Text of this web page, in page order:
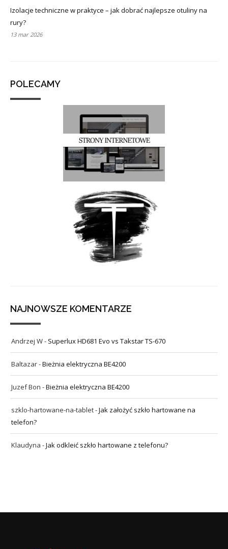
Izolacje techniczne w praktyce – jak dobrać najlepsze otuliny na
rury?
13 mar 2026
POLECAMY
NAJNOWSZE KOMENTARZE
Andrzej W- Superlux HD681 Evo vs Takstar TS-670
Baltazar-Bieżnia elektryczna BE4200
Juzef Bon -Bieżnia elektryczna BE4200
szklo-hartowane-na-tablet-Jak założyć szkło hartowane na
telefon?
Klaudyna -Jak odkleić szkło hartowane z telefonu?